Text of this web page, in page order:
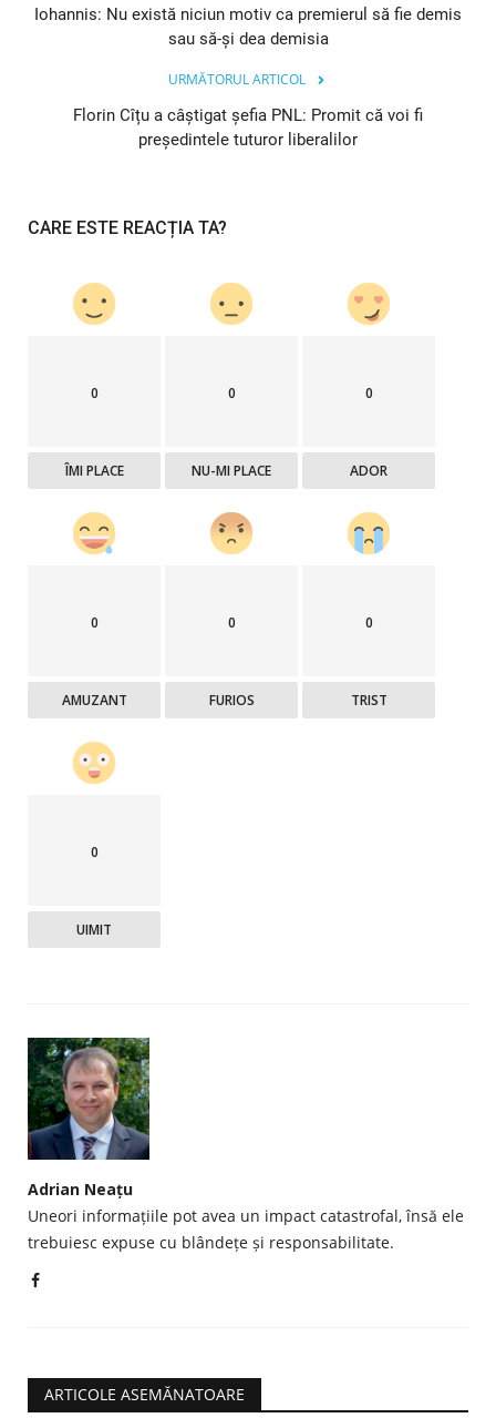
Iohannis: Nu există niciun motiv ca premierul să fie demis
sau să-și dea demisia
URMĂTORUL ARTICOL
Florin Cîțu a câștigat șefia PNL: Promit că voi fi
președintele tuturor liberalilor
CARE ESTE REACȚIA TA?
0
ÎMI PLACE
0
NU-MI PLACE
0
ADOR
0
AMUZANT
0
FURIOS
0
TRIST
0
UIMIT
Adrian Neațu
Uneori informațiile pot avea un impact catastrofal, însă ele
trebuiesc expuse cu blândețe și responsabilitate.
ARTICOLE ASEMĂNATOARE